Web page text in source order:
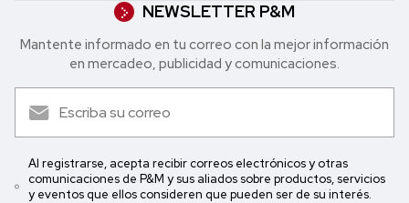
NEWSLETTER P&M
Mantente informado en tu correo con la mejor in formación
en mercadeo, publicidad y comunicaciones.
Al registrarse, acepta recibir correos electrónicos y otras
comunicaciones de P&M y sus aliados sobre productos, servicios
y eventos que ellos consideren que pueden ser de su interés.